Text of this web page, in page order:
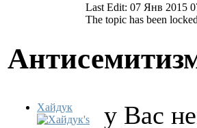
Last Edit: 07 Янв 2015
The topic has been
Хайдук у Вас